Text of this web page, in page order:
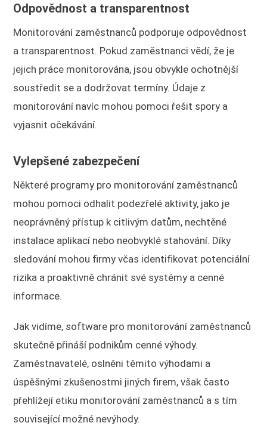
Odpovědnost a transparentnost
Monitorování zaměstnanců podporuje odpovědnost
a transparentnost. Pokud zaměstnanci vědí, že je
jejich práce monitorována, jsou obvykle ochotnější
soustředit se a dodržovat termíny. Údaje z
monitorování navíc mohou pomoci řešit spory a
vyjasnit očekávání.
Vylepšené zabezpečení
Některé programy pro monitorování zaměstnanců
mohou pomoci odhalit podezřelé aktivity, jako je
neoprávněný přístup k citlivým datům, nechtěné
instalace aplikací nebo neobvyklé stahování. Díky
sledování mohou firmy včas identifikovat potenciální
rizika a proaktivně chránit své systémy a cenné
informace.
Jak vidíme, software pro monitorování zaměstnanců
skutečně přináší podnikům cenné výhody.
Zaměstnavatelé, oslněni těmito výhodami a
úspěšnými zkušenostmi jiných firem, však často
přehlížejí etiku monitorování zaměstnanců a s tím
související možné nevýhody.